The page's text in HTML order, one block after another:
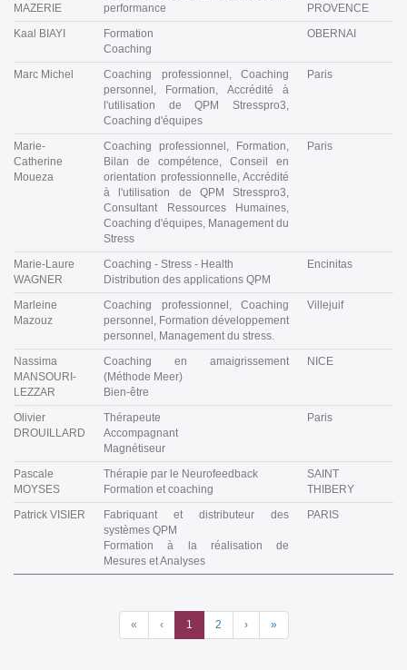
MAZERIE
performance
PROVENCE
Kaal BIAYI
Formation
Coaching
OBERNAI
Marc Michel
Coaching professionnel, Coaching
personnel, Formation, Accrédité à
l'utilisation de QPM Stresspro3,
Coaching d'équipes
Paris
Marie-
Catherine
Moueza
Coaching professionnel, Formation,
Bilan de compétence, Conseil en
orientation professionnelle, Accrédité
à l'utilisation de QPM Stresspro3,
Consultant Ressources Humaines,
Coaching d'équipes, Management du
Stress
Paris
Marie-Laure
WAGNER
Coaching - Stress - Health
Distribution des applications QPM
Encinitas
Marleine
Mazouz
Coaching professionnel, Coaching
personnel, Formation développement
personnel, Management du stress.
Villejuif
Nassima
MANSOURI-
LEZZAR
Coaching en amaigrissement
(Méthode Meer)
Bien-être
NICE
Olivier
DROUILLARD
Thérapeute
Accompagnant
Magnétiseur
Paris
Pascale
MOYSES
Thérapie par le Neurofeedback
Formation et coaching
SAINT
THIBERY
Patrick VISIER
Fabriquant et distributeur des
systèmes QPM
Formation à la réalisation de
Mesures et Analyses
PARIS
« ‹ 1 2 › »